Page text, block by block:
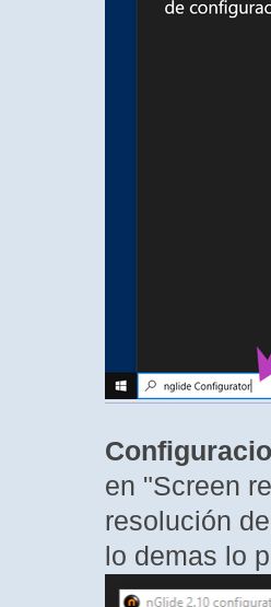
en "Screen
resolución
lo demas lo